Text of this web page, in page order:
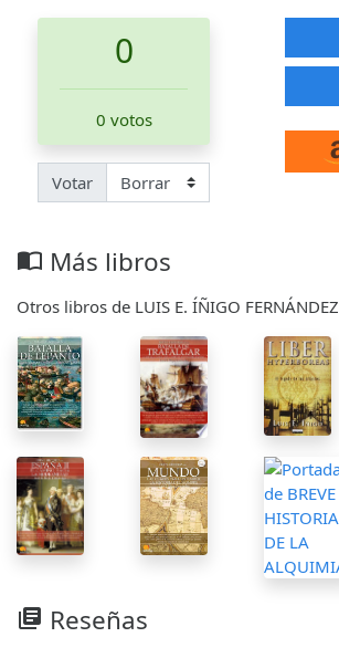
0
0 votos
Votar
import_contacts Más libros
Otros libros de LUIS E. ÍÑIGO FERNÁNDEZ
library_books Reseñas